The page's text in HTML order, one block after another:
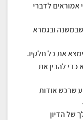
אמוראים לדברי
ובגמרא
את כל חלקיו.
להבין את
שרכש אודות
של הדיון